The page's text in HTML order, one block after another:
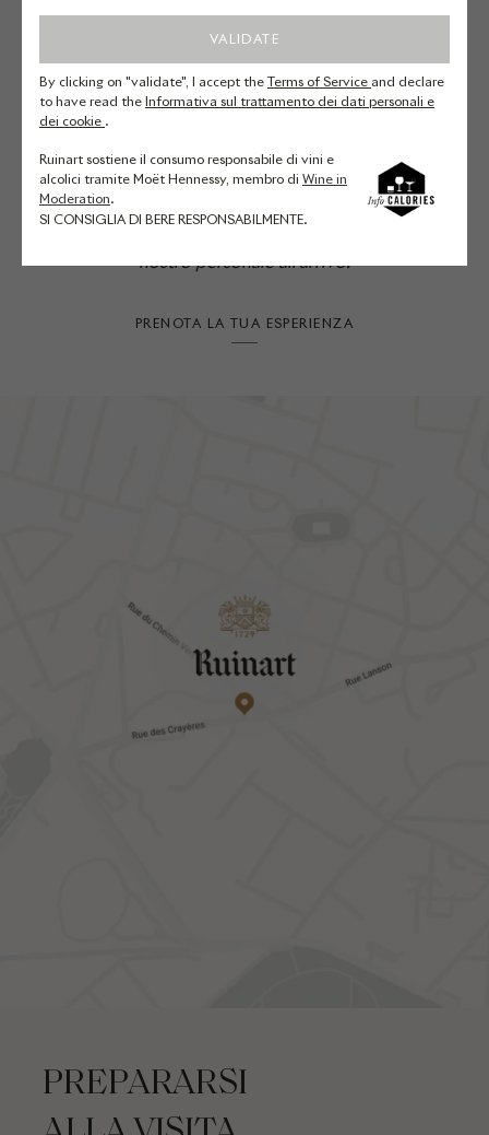
VALIDATE
By clicking on "validate", I accept theTerms of Service and declare
to have read the Informativa sul trattamento dei dati personali e
dei cookie .
Ruinart sostiene il consumo responsabile di vini e
alcolici tramite Moët Hennessy, membro di Wine in
Moderation.
SI CONSIGLIA DI BERE RESPONSABILMENTE.
accompagnato da una
degustazione di cinque champagne
Ruinart, tra cui cuvée esclusive.
anticipo su eventuali allergie
alimentari per e-mail dopo la tua
prenotazione, e di comunicarlo al
nostro personale all’arrivo.
PRENOTA LA TUA ESPERIENZA
PREPARARSI